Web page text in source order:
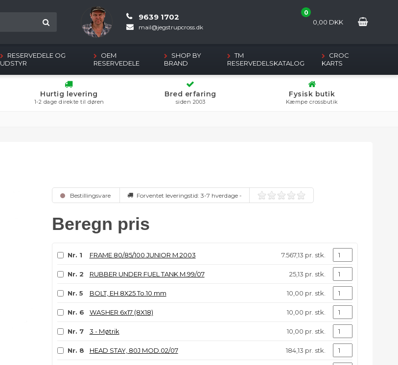
0
0,00 DKK
9639 1702
mail@jegstrupcross.dk
RESERVEDELE OG
UDSTYR
OEM
RESERVEDELE
SHOP BY
BRAND
TM
RESERVEDELSKATALOG
CROC
KARTS
Hurtig levering
1-2 dage direkte til døren
Bred erfaring
siden 2003
Fysisk butik
Kæmpe crossbutik
Bestillingsvare Forventet leveringstid: 3-7 hverdage -
Beregn pris
Nr. 1 FRAME 80/85/100 JUNIOR M.2003 7.567,13 pr. stk.
Nr. 2 RUBBER UNDER FUEL TANK M.99/07 25,13 pr. stk.
Nr. 5 BOLT, EH 8X25 To.10 mm 10,00 pr. stk.
Nr. 6 WASHER 6x17 (8X18) 10,00 pr. stk.
Nr. 7 3 - Møtrik 10,00 pr. stk.
Nr. 8 HEAD STAY, 80J MOD.02/07 184,13 pr. stk.